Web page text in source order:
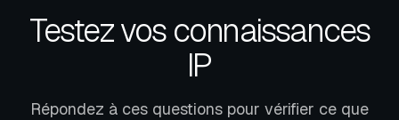
Testez vos connaissances
IP
Répondez à ces questions pour vérifier ce que